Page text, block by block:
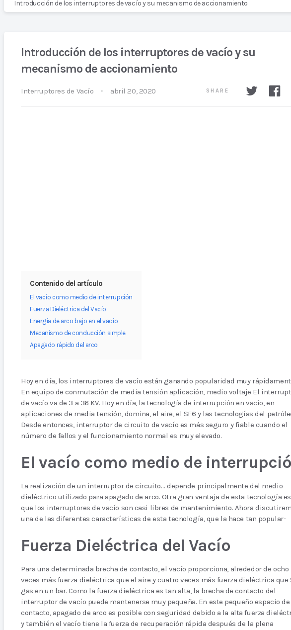
Introducción de los interruptores de vacío y su mecanismo de accionamiento
Introducción de los interruptores de vacío y su
mecanismo de accionamiento
Interruptores de Vacío abril 20, 2020 SHARE
Contenido del artículo
El vacío como medio de interrupción
Fuerza Dieléctrica del Vacío
Energía de arco bajo en el vacío
Mecanismo de conducción simple
Apagado rápido del arco
Hoy en día, los interruptores de vacío están ganando popularidad muy
En equipo de conmutación de media tensión aplicación, medio voltaje El
de vacío va de 3 a 36 KV. Hoy en día, la tecnología de interrupción en vacío, en
aplicaciones de media tensión, domina, el aire, el SF6 y las tecnologías del
Desde entonces, interruptor de circuito de vacío es más seguro y fiable cuando el
número de fallos y el funcionamiento normal es muy elevado.
El vacío como medio de
La realización de un interruptor de circuito… depende principalmente del medio
dieléctrico utilizado para apagado de arco. Otra gran ventaja de esta tecnología es
que los interruptores de vacío son casi libres de mantenimiento. Ahora
una de las diferentes características de esta tecnología, que la hace tan popular-
Fuerza Dieléctrica del Vacío
Para una determinada brecha de contacto, el vacío proporciona, alrededor de ocho
veces más fuerza dieléctrica que el aire y cuatro veces más fuerza dieléctrica que
gas en un bar. Como la fuerza dieléctrica es tan alta, la brecha de contacto del
interruptor de vacío puede mantenerse muy pequeña. En este pequeño espacio de
contacto, apagado de arco es posible con seguridad debido a la alta fuerza
y también el vacío tiene la fuerza de recuperación rápida después de la plena